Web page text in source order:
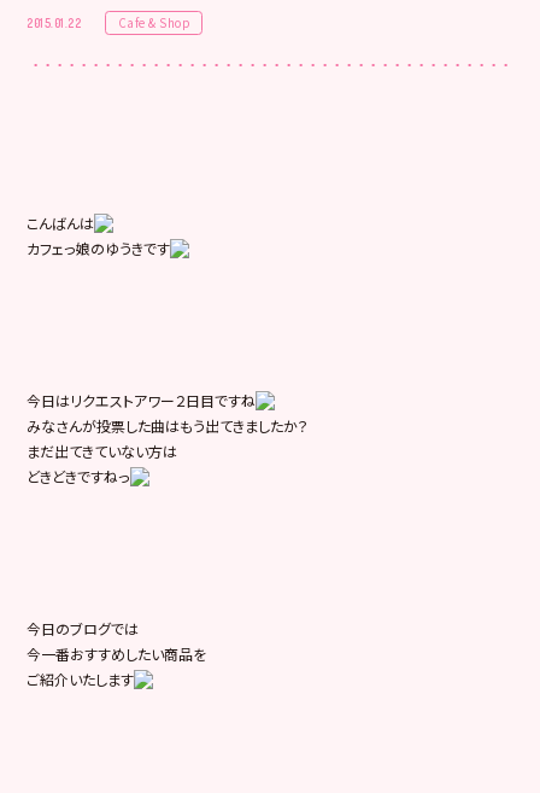
2015.01.22 Cafe & Shop
こんばんは
カフェっ娘のゆうきです
今日はリクエストアワー２日目ですね
みなさんが投票した曲はもう出てきましたか？
まだ出てきていない方は
どきどきですねっ
今日のブログでは
今一番おすすめしたい商品を
ご紹介いたします